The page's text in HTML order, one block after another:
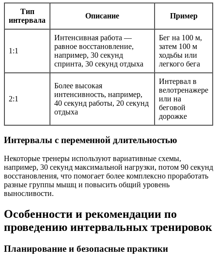
Тип
интервала
Описание Пример
1:1
Интенсивная работа —
равное восстановление,
например, 30 секунд
спринта, 30 секунд отдыха
Бег на 100 м,
затем 100 м
ходьбы или
легкого бега
2:1
Более высокая
интенсивность, например,
40 секунд работы, 20 секунд
отдыха
Интервал в
велотренажере
или на
беговой
дорожке
Интервалы с переменной длительностью
Некоторые тренеры используют вариативные схемы,
например, 30 секунд максимальной нагрузки, потом 90 секунд
восстановления, что помогает более комплексно проработать
разные группы мышц и повысить общий уровень
выносливости.
Особенности и рекомендации по
проведению интервальных тренировок
Планирование и безопасные практики